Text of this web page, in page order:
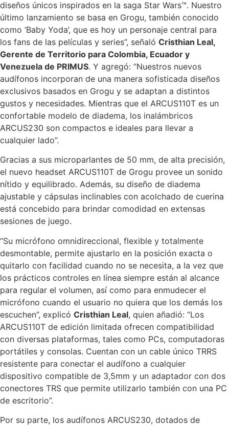
diseños únicos inspirados en la saga Star Wars™. Nuestro
último lanzamiento se basa en Grogu, también conocido
como ‘Baby Yoda’, que es hoy un personaje central para
los fans de las películas y series”, señaló Cristhian Leal,
Gerente de Territorio para Colombia, Ecuador y
Venezuela de PRIMUS. Y agregó: “Nuestros nuevos
audífonos incorporan de una manera sofisticada diseños
exclusivos basados en Grogu y se adaptan a distintos
gustos y necesidades. Mientras que el ARCUS110T es un
confortable modelo de diadema, los inalámbricos
ARCUS230 son compactos e ideales para llevar a
cualquier lado”.
Gracias a sus microparlantes de 50 mm, de alta precisión,
el nuevo headset ARCUS110T de Grogu provee un sonido
nítido y equilibrado. Además, su diseño de diadema
ajustable y cápsulas inclinables con acolchado de cuerina
está concebido para brindar comodidad en extensas
sesiones de juego.
“Su micrófono omnidireccional, flexible y totalmente
desmontable, permite ajustarlo en la posición exacta o
quitarlo con facilidad cuando no se necesita, a la vez que
los prácticos controles en línea siempre están al alcance
para regular el volumen, así como para enmudecer el
micrófono cuando el usuario no quiera que los demás los
escuchen”, explicó Cristhian Leal, quien añadió: “Los
ARCUS110T de edición limitada ofrecen compatibilidad
con diversas plataformas, tales como PCs, computadoras
portátiles y consolas. Cuentan con un cable único TRRS
resistente para conectar el audífono a cualquier
dispositivo compatible de 3,5mm y un adaptador con dos
conectores TRS que permite utilizarlo también con una PC
de escritorio”.
Por su parte, los audífonos ARCUS230, dotados de